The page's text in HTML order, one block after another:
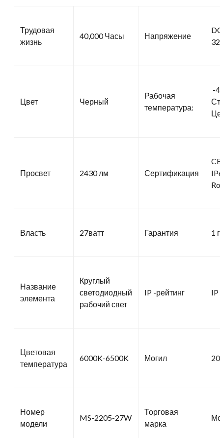
Трудовая
жизнь
40,000 Часы Напряжение
Цвет Черный
Рабочая
температура:
-
Просвет 2430 лм Сертификация
Власть 27ватт Гарантия 1
Название
элемента
Круглый
светодиодный
рабочий свет
IP -рейтинг
Цветовая
температура
6000K-6500K Могил
Номер
модели
MS-2205-27W
Торговая
марка